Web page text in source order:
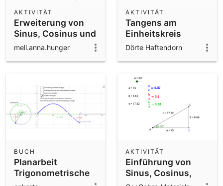
Erweiterung von
Sinus, Cosinus und
Tangens
AKTIVITÄT
meli.anna.hunger
Tangens am
Einheitskreis
AKTIVITÄT
Dörte Haftendorn
Planarbeit
Trigonometrische
Funktionen
BUCH
Einführung von
Sinus, Cosinus,
Tangens
AKTIVITÄT